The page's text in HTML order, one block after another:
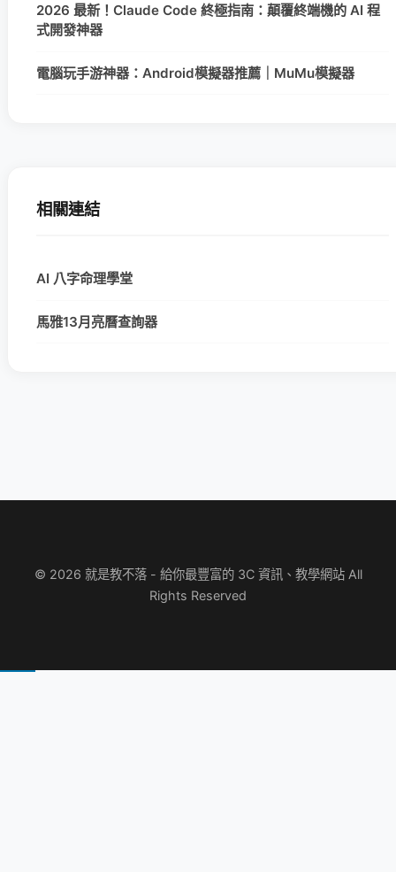
2026 最新！Claude Code 終極指南：顛覆終端機的 AI 程
式開發神器
電腦玩手游神器：Android模擬器推薦｜MuMu模擬器
相關連結
AI 八字命理學堂
馬雅13月亮曆查詢器
© 2026 就是教不落 - 給你最豐富的 3C 資訊、教學網站 All
Rights Reserved